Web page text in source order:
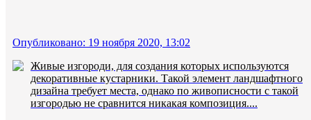
Опубликовано: 19 ноября 2020, 13:02
Живые изгороди, для создания которых используются
декоративные кустарники. Такой элемент ландшафтного
дизайна требует места, однако по живописности с такой
изгородью не сравнится никакая композиция....